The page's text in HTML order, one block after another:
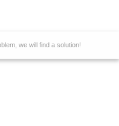
we will find a solution!